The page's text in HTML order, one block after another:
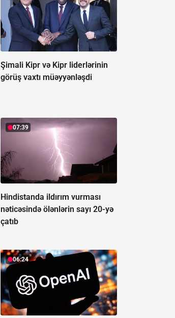
Şimali Kipr və Kipr liderlərinin
görüş vaxtı müəyyənləşdi
07:39
Hindistanda ildırım vurması
nəticəsində ölənlərin sayı 20-yə
çatıb
06:24